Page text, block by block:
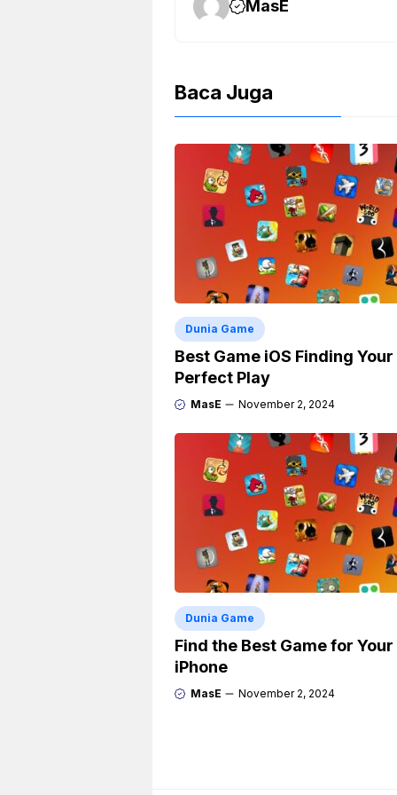
MasE
Baca Juga
Dunia Game
Best Game iOS Finding Your
Perfect Play
MasE November 2, 2024
Dunia Game
Find the Best Game for Your
iPhone
MasE November 2, 2024